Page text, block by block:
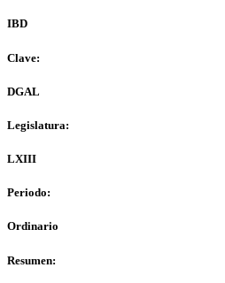
IBD
Clave:
DGAL
Legislatura:
LXIII
Periodo:
Ordinario
Resumen: